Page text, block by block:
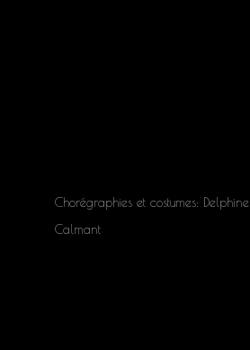
Chorégraphies et costumes: Delphine
Calmant